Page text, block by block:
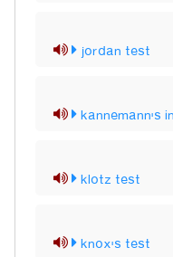
jordan test
kannemann's
klotz test
knox's test